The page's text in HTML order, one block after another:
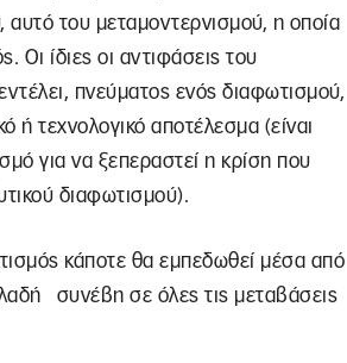
αυτό του μεταμοντερνισμού, η οποία
Οι ίδιες οι αντιφάσεις του
πνεύματος ενός διαφωτισμού,
ή τεχνολογικό αποτέλεσμα (είναι
για να ξεπεραστεί η κρίση που
διαφωτισμού).
κάποτε θα εμπεδωθεί μέσα από
συνέβη σε όλες τις μεταβάσεις